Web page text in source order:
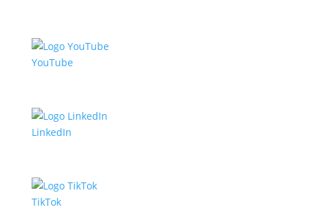
YouTube
LinkedIn
TikTok